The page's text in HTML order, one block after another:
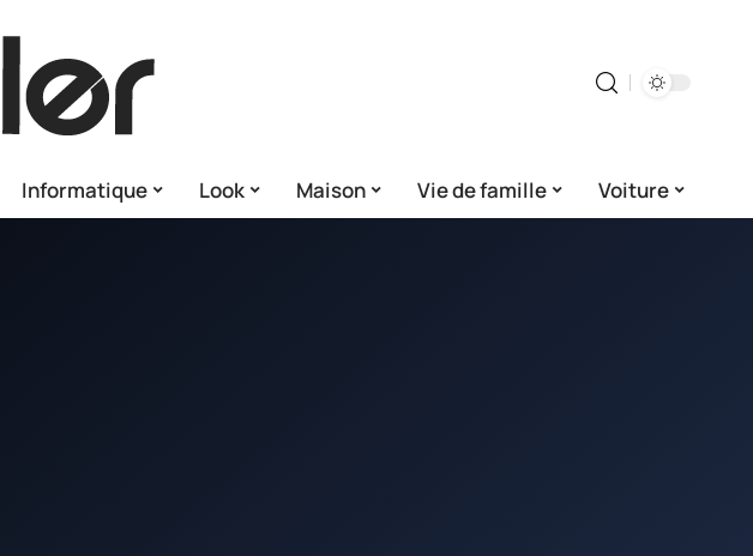
Informatique Look Maison Vie de famille Voiture